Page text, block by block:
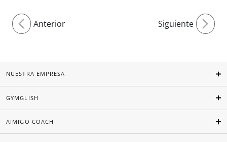
Anterior Siguiente
NUESTRA EMPRESA
GYMGLISH
AIMIGO COACH